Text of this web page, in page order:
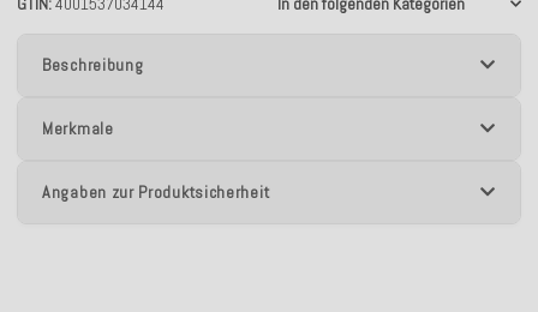
Beschreibung
Merkmale
Angaben zur Produktsicherheit